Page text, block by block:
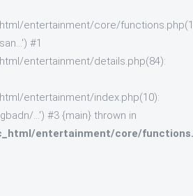
entertainment/core/
#1
entertainment/details.php(84):
entertainment/index.php(10):
...') #3 {main} thrown in
entertainment/core/